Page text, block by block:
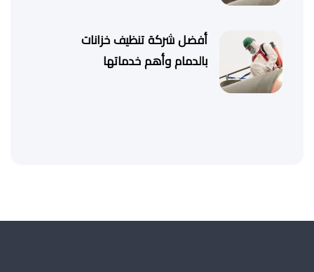
أفضل شركة تنظيف خزانات
بالدمام وأهم خدماتها